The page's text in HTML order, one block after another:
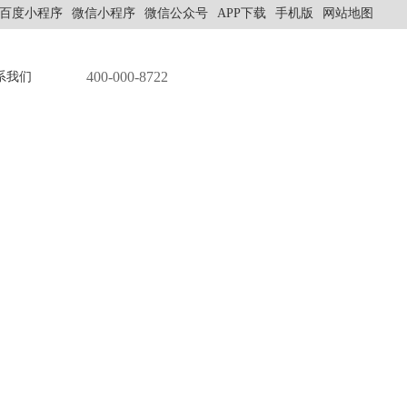
百度小程序 微信小程序 微信公众号 APP下载 手机版 网站地图
我们 400-000-8722